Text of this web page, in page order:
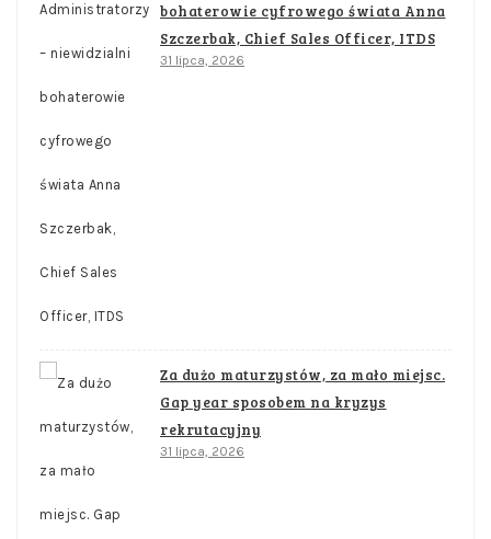
bohaterowie cyfrowego świata Anna
Szczerbak, Chief Sales Officer, ITDS
31 lipca, 2026
Za dużo maturzystów, za mało miejsc.
Gap year sposobem na kryzys
rekrutacyjny
31 lipca, 2026